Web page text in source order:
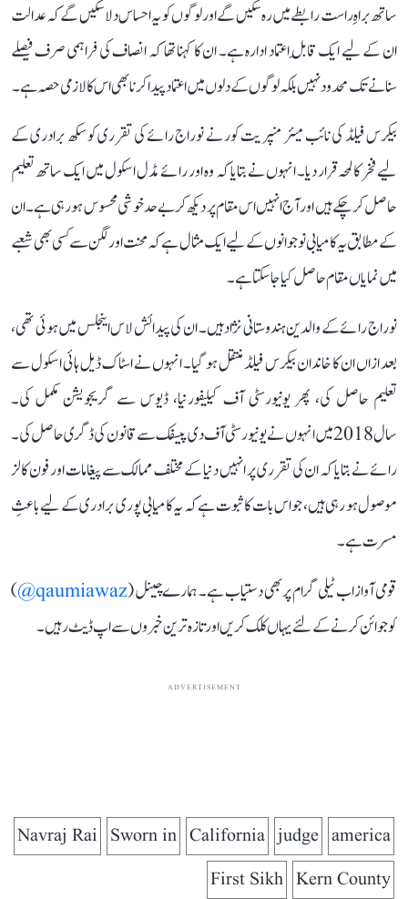
ساتھ براہِ راست رابطے میں رہ سکیں گے اور لوگوں کو یہ احساس دلا سکیں گے کہ عدالت
ان کے لیے ایک قابلِ اعتماد ادارہ ہے۔ ان کا کہنا تھا کہ انصاف کی فراہمی صرف فیصلے
سنانے تک محدود نہیں بلکہ لوگوں کے دلوں میں اعتماد پیدا کرنا بھی اس کا لازمی حصہ ہے۔
بیكرس فیلڈ کی نائب میئر منپریت کور نے نوراج رائے کی تقرری کو سکھ برادری کے
لیے فخر کا لمحہ قرار دیا۔ انہوں نے بتایا کہ وہ اور رائے مڈل اسکول میں ایک ساتھ تعلیم
حاصل کر چکے ہیں اور آج انہیں اس مقام پر دیکھ کر بے حد خوشی محسوس ہو رہی ہے۔ ان
کے مطابق یہ کامیابی نوجوانوں کے لیے ایک مثال ہے کہ محنت اور لگن سے کسی بھی شعبے
میں نمایاں مقام حاصل کیا جا سکتا ہے۔
نوراج رائے کے والدین ہندوستانی نژاد ہیں۔ ان کی پیدائش لاس اینجلس میں ہوئی تھی،
بعد ازاں ان کا خاندان بیكرس فیلڈ منتقل ہو گیا۔ انہوں نے اسٹاک ڈیل ہائی اسکول سے
تعلیم حاصل کی، پھر یونیورسٹی آف کیلیفورنیا، ڈیوس سے گریجویشن مکمل کی۔
سال 2018 میں انہوں نے یونیورسٹی آف دی پیسفک سے قانون کی ڈگری حاصل کی۔
رائے نے بتایا کہ ان کی تقرری پر انہیں دنیا کے مختلف ممالک سے پیغامات اور فون کالز
موصول ہو رہی ہیں، جو اس بات کا ثبوت ہے کہ یہ کامیابی پوری برادری کے لیے باعثِ
مسرت ہے۔
قومی آواز اب ٹیلی گرام پر بھی دستیاب ہے۔ ہمارے چینل (qaumiawaz@
)
کو جوائن کرنے کے لئے یہاں کلک کریں اور تازہ ترین خبروں سے اپ ڈیٹ رہیں۔
ADVERTISEMENT
america
judge
California
Sworn in
Navraj Rai
Kern County
First Sikh